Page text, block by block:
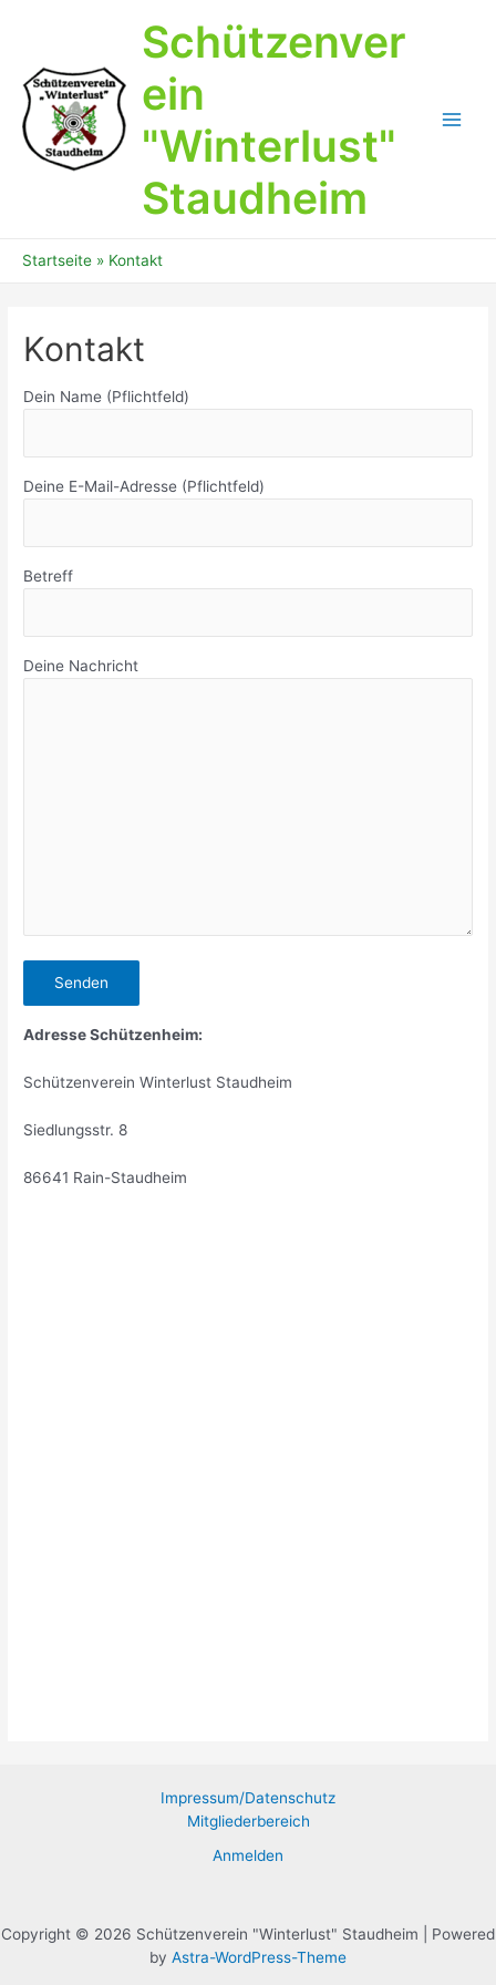
Schützenver
ein
"Winterlust"
Staudheim
Startseite Kontakt
Kontakt
Dein Name (Pflichtfeld)
Deine E-Mail-Adresse (Pflichtfeld)
Betreff
Deine Nachricht
Adresse Schützenheim:
Schützenverein Winterlust Staudheim
Siedlungsstr. 8
86641 Rain-Staudheim
Impressum/Datenschutz
Mitgliederbereich
Anmelden
Copyright © 2026 Schützenverein "Winterlust" Staudheim | Powered
by Astra-WordPress-Theme